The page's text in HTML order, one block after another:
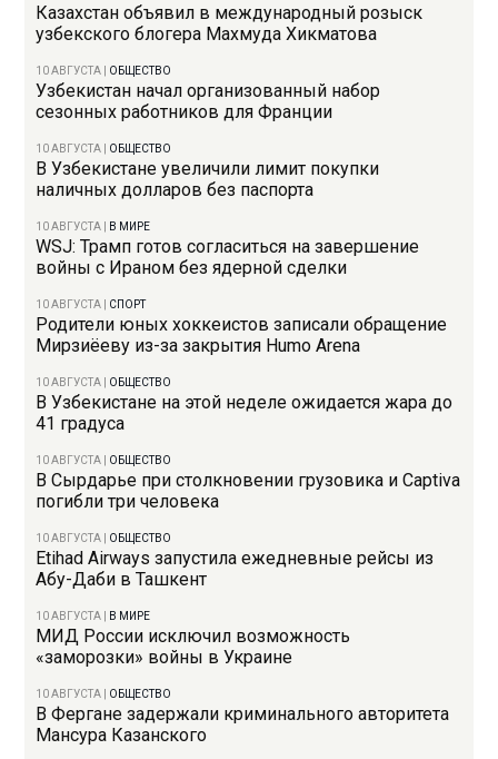
Казахстан объявил в международный розыск
узбекского блогера Махмуда Хикматова
10 АВГУСТА ОБЩЕСТВО
Узбекистан начал организованный набор
сезонных работников для Франции
10 АВГУСТА ОБЩЕСТВО
В Узбекистане увеличили лимит покупки
наличных долларов без паспорта
10 АВГУСТА В МИРЕ
WSJ: Трамп готов согласиться на завершение
войны с Ираном без ядерной сделки
10 АВГУСТА СПОРТ
Родители юных хоккеистов записали обращение
Мирзиёеву из-за закрытия Humo Arena
10 АВГУСТА ОБЩЕСТВО
В Узбекистане на этой неделе ожидается жара до
41 градуса
10 АВГУСТА ОБЩЕСТВО
В Сырдарье при столкновении грузовика и Captiva
погибли три человека
10 АВГУСТА ОБЩЕСТВО
Etihad Airways запустила ежедневные рейсы из
Абу-Даби в Ташкент
10 АВГУСТА В МИРЕ
МИД России исключил возможность
«заморозки» войны в Украине
10 АВГУСТА ОБЩЕСТВО
В Фергане задержали криминального авторитета
Мансура Казанского